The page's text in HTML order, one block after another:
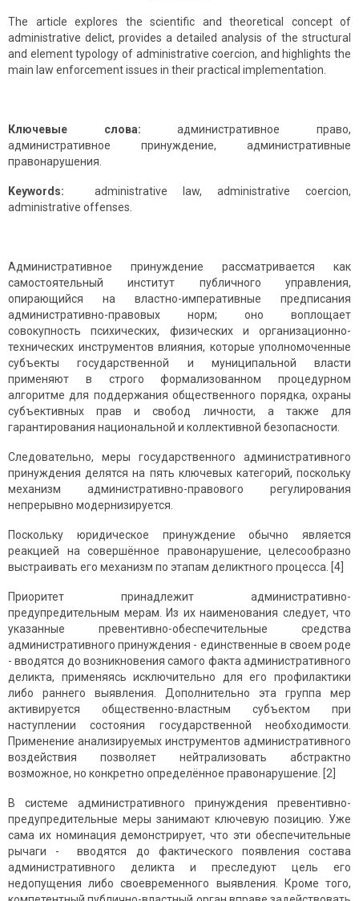
The article explores the scientific and theoretical concept of
administrative delict, provides a detailed analysis of the structural
and element typology of administrative coercion, and highlights the
main law enforcement issues in their practical implementation.
Ключевые слова: административное право,
административное принуждение, административные
правонарушения.
Keywords: administrative law, administrative coercion,
administrative offenses.
Административное принуждение рассматривается как
самостоятельный институт публичного управления,
опирающийся на властно-императивные предписания
административно-правовых норм; оно воплощает
совокупность психических, физических и организационно-
технических инструментов влияния, которые уполномоченные
субъекты государственной и муниципальной власти
применяют в строго формализованном процедурном
алгоритме для поддержания общественного порядка, охраны
субъективных прав и свобод личности, а также для
гарантирования национальной и коллективной безопасности.
Следовательно, меры государственного административного
принуждения делятся на пять ключевых категорий, поскольку
механизм административно-правового регулирования
непрерывно модернизируется.
Поскольку юридическое принуждение обычно является
реакцией на совершённое правонарушение, целесообразно
выстраивать его механизм по этапам деликтного процесса. [4]
Приоритет принадлежит административно-
предупредительным мерам. Из их наименования следует, что
указанные превентивно-обеспечительные средства
административного принуждения - единственные в своем роде
- вводятся до возникновения самого факта административного
деликта, применяясь исключительно для его профилактики
либо раннего выявления. Дополнительно эта группа мер
активируется общественно-властным субъектом при
наступлении состояния государственной необходимости.
Применение анализируемых инструментов административного
воздействия позволяет нейтрализовать абстрактно
возможное, но конкретно определённое правонарушение. [2]
В системе административного принуждения превентивно-
предупредительные меры занимают ключевую позицию. Уже
сама их номинация демонстрирует, что эти обеспечительные
рычаги - вводятся до фактического появления состава
административного деликта и преследуют цель его
недопущения либо своевременного выявления. Кроме того,